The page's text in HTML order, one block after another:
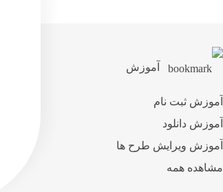
آموزش
آموزش ثبت نام
آموزش دانلود
آموزش ویرایش طرح ها
مشاهده همه